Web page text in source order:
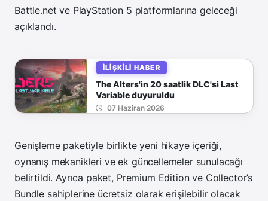
Battle.net ve PlayStation 5 platformlarına geleceği
açıklandı.
İLIŞKILI HABER
The Alters'in 20 saatlik DLC'si Last
Variable duyuruldu
07 Haziran 2026
Genişleme paketiyle birlikte yeni hikaye içeriği,
oynanış mekanikleri ve ek güncellemeler sunulacağı
belirtildi. Ayrıca paket, Premium Edition ve Collector’s
Bundle sahiplerine ücretsiz olarak erişilebilir olacak